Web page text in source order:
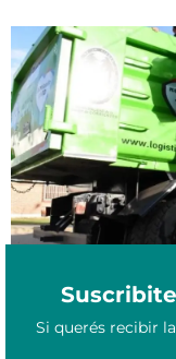
Feriado largo en el
este viernes 21 y lunes
Noviembre 19, 2025
Si querés recibir